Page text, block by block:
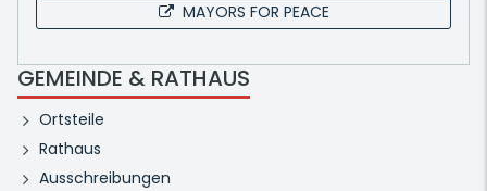
MAYORS FOR PEACE
GEMEINDE & RATHAUS
Ortsteile
Rathaus
Ausschreibungen